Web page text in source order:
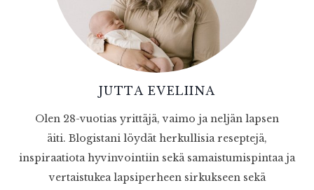
JUTTA EVELIINA
Olen 28-vuotias yrittäjä, vaimo ja neljän lapsen
äiti. Blogistani löydät herkullisia reseptejä,
inspiraatiota hyvinvointiin sekä samaistumispintaa ja
vertaistukea lapsiperheen sirkukseen sekä